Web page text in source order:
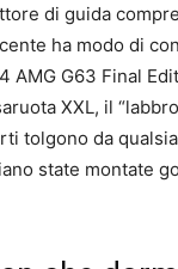
di guida
ha modo di
AMG G63 Final
XXL, il
tolgono da
state montate